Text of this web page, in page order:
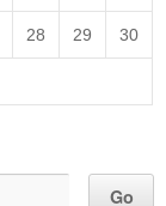
28 29 30